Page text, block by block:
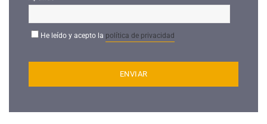
He leído y acepto la política de privacidad